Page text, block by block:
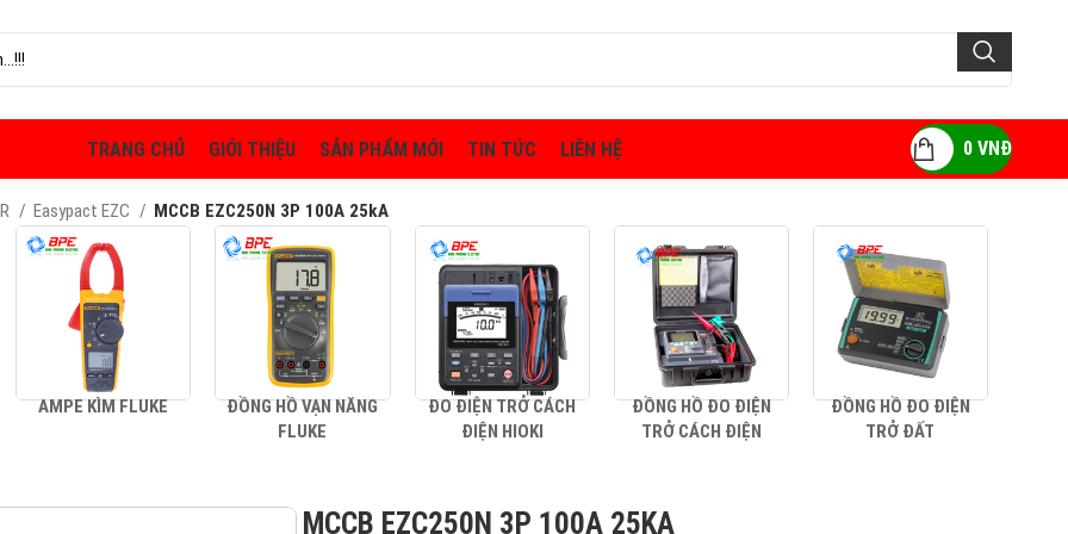
TRANG CHỦ GIỚI THIỆU SẢN PHẨM MỚI TIN TỨC LIÊN HỆ 0 VNĐ
Easypact EZC MCCB EZC250N 3P 100A 25kA
AMPE KÌM FLUKE
ĐỒNG HỒ VẠN NĂNG
FLUKE
ĐO ĐIỆN TRỞ CÁCH
ĐIỆN HIOKI
ĐỒNG HỒ ĐO ĐIỆN
TRỞ CÁCH ĐIỆN
ĐỒNG HỒ ĐO ĐIỆN
TRỞ ĐẤT
MCCB EZC250N 3P 100A 25KA